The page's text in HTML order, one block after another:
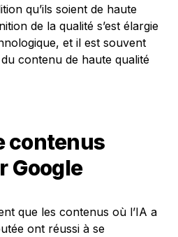
qu’ils soient de haute
de la qualité s’est élargie
et il est souvent
contenu de haute qualité
contenus
Google
que les contenus où l’IA a
ont réussi à se